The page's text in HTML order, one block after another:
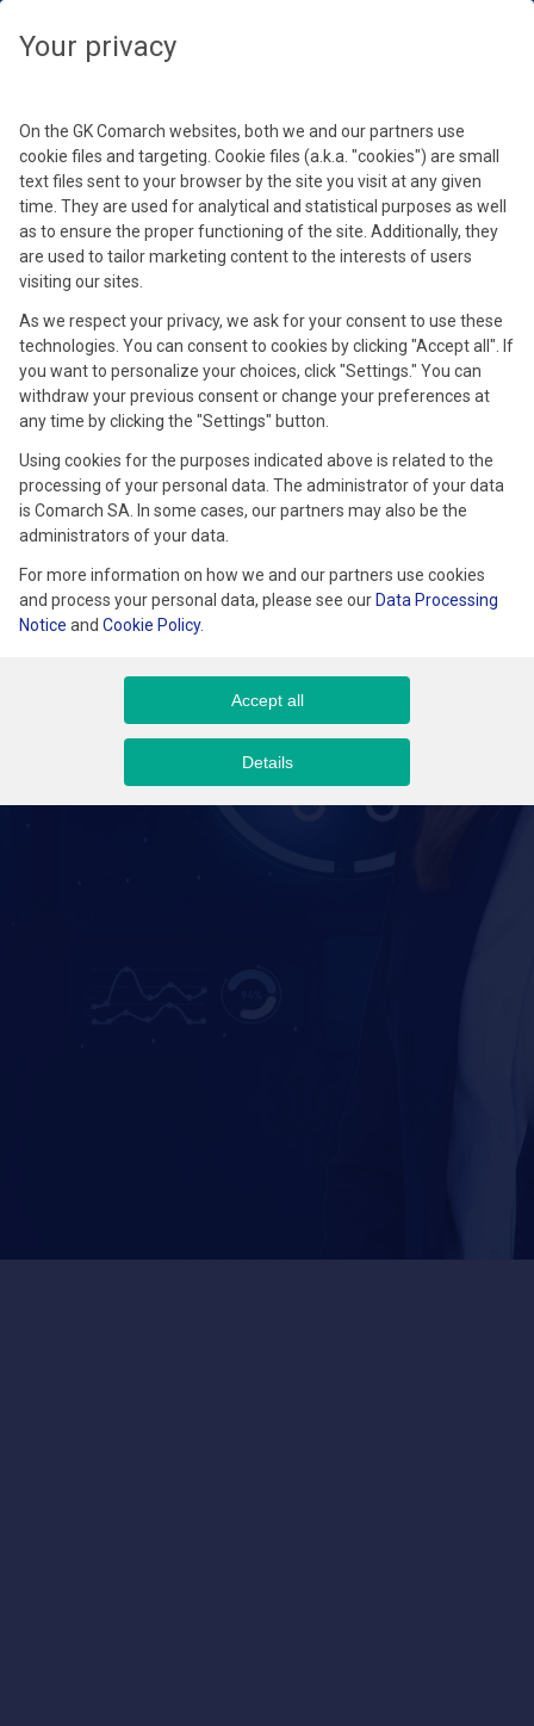
Kontynuuj
Your privacy
On the GK Comarch websites, both we and our partners use
cookie files and targeting. Cookie files (a.k.a. "cookies") are small
text files sent to your browser by the site you visit at any given
time. They are used for analytical and statistical purposes as well
as to ensure the proper functioning of the site. Additionally, they
are used to tailor marketing content to the interests of users
visiting our sites.
As we respect your privacy, we ask for your consent to use these
technologies. You can consent to cookies by clicking "Accept all". If
you want to personalize your choices, click "Settings." You can
withdraw your previous consent or change your preferences at
any time by clicking the "Settings" button.
Using cookies for the purposes indicated above is related to the
processing of your personal data. The administrator of your data
is Comarch SA. In some cases, our partners may also be the
administrators of your data.
For more information on how we and our partners use cookies
and process your personal data, please see our Data Processing
Notice and Cookie Policy.
Accept all
Details
Magdalena Mamcarczyk
Product Marketing Manager
Absolwentka Uniwersytetu Jagiellońskiego, związana z firmą
Comarch od 2021 roku. Na stanowisku Product Marketing
Manager w obszarze e-commerce odpowiada za tworzenie
i realizację strategii produktowo-marketingowej, łącząc potrzeby
rynku z realną wartością biznesową. Skupia się na edukowaniu
i wspieraniu Klientów oraz budowaniu świadomości marki opartej
na zaufaniu i eksperckiej wiedzy.